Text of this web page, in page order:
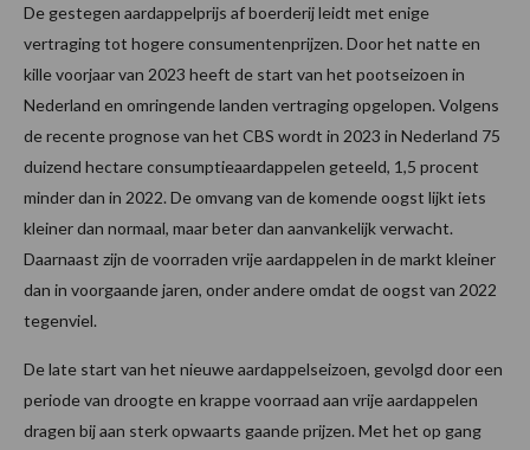
De gestegen aardappelprijs af boerderij leidt met enige
vertraging tot hogere consumentenprijzen. Door het natte en
kille voorjaar van 2023 heeft de start van het pootseizoen in
Nederland en omringende landen vertraging opgelopen. Volgens
de recente prognose van het CBS wordt in 2023 in Nederland 75
duizend hectare consumptieaardappelen geteeld, 1,5 procent
minder dan in 2022. De omvang van de komende oogst lijkt iets
kleiner dan normaal, maar beter dan aanvankelijk verwacht.
Daarnaast zijn de voorraden vrije aardappelen in de markt kleiner
dan in voorgaande jaren, onder andere omdat de oogst van 2022
tegenviel.
De late start van het nieuwe aardappelseizoen, gevolgd door een
periode van droogte en krappe voorraad aan vrije aardappelen
dragen bij aan sterk opwaarts gaande prijzen. Met het op gang